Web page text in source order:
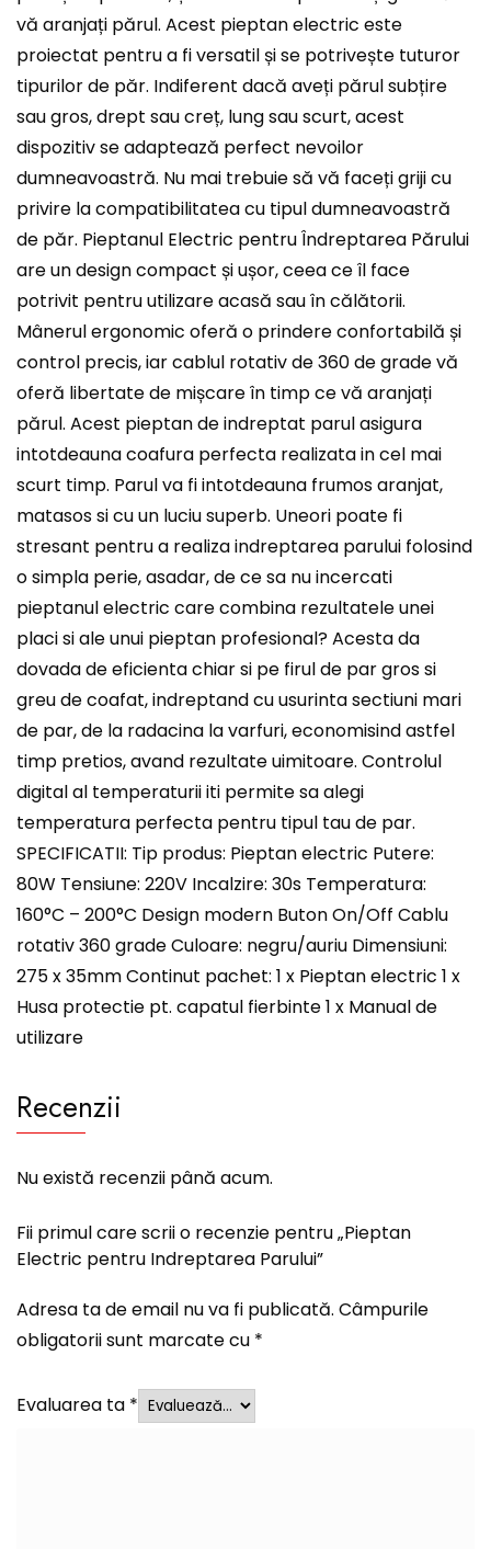
vă aranjați părul. Acest pieptan electric este
proiectat pentru a fi versatil și se potrivește tuturor
tipurilor de păr. Indiferent dacă aveți părul subțire
sau gros, drept sau creț, lung sau scurt, acest
dispozitiv se adaptează perfect nevoilor
dumneavoastră. Nu mai trebuie să vă faceți griji cu
privire la compatibilitatea cu tipul dumneavoastră
de păr. Pieptanul Electric pentru Îndreptarea Părului
are un design compact și ușor, ceea ce îl face
potrivit pentru utilizare acasă sau în călătorii.
Mânerul ergonomic oferă o prindere confortabilă și
control precis, iar cablul rotativ de 360 de grade vă
oferă libertate de mișcare în timp ce vă aranjați
părul. Acest pieptan de indreptat parul asigura
intotdeauna coafura perfecta realizata in cel mai
scurt timp. Parul va fi intotdeauna frumos aranjat,
matasos si cu un luciu superb. Uneori poate fi
stresant pentru a realiza indreptarea parului folosind
o simpla perie, asadar, de ce sa nu incercati
pieptanul electric care combina rezultatele unei
placi si ale unui pieptan profesional? Acesta da
dovada de eficienta chiar si pe firul de par gros si
greu de coafat, indreptand cu usurinta sectiuni mari
de par, de la radacina la varfuri, economisind astfel
timp pretios, avand rezultate uimitoare. Controlul
digital al temperaturii iti permite sa alegi
temperatura perfecta pentru tipul tau de par.
SPECIFICATII: Tip produs: Pieptan electric Putere:
80W Tensiune: 220V Incalzire: 30s Temperatura:
160°C – 200°C Design modern Buton On/Off Cablu
rotativ 360 grade Culoare: negru/auriu Dimensiuni:
275 x 35mm Continut pachet: 1 x Pieptan electric 1 x
Husa protectie pt. capatul fierbinte 1 x Manual de
utilizare
Recenzii
Nu există recenzii până acum.
Fii primul care scrii o recenzie pentru „Pieptan
Electric pentru Indreptarea Parului”
Adresa ta de email nu va fi publicată. Câmpurile
obligatorii sunt marcate cu *
Evaluarea ta *